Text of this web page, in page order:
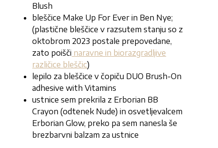
Blush
bleščice Make Up For Ever in Ben Nye;
(plastične bleščice v razsutem stanju so z
oktobrom 2023 postale prepovedane,
zato poišči naravne in biorazgradljive
različice bleščic)
lepilo za bleščice v čopiču DUO Brush-On
adhesive with Vitamins
ustnice sem prekrila z Erborian BB
Crayon (odtenek Nude) in osvetljevalcem
Erborian Glow, preko pa sem nanesla še
brezbarvni balzam za ustnice